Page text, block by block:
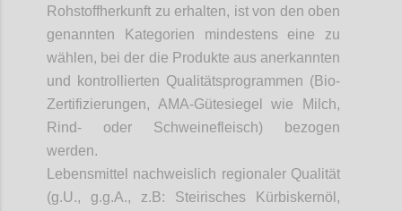
Rohstoffherkunft zu erhalten, ist von den oben
genannten Kategorien mindestens eine zu
wählen, bei der die Produkte aus anerkannten
und kontrollierten Qualitätsprogrammen (Bio-
Zertifizierungen, AMA-Gütesiegel wie Milch,
Rind- oder Schweinefleisch) bezogen
werden.
Lebensmittel nachweislich regionaler Qualität
(g.U., g.g.A., z.B: Steirisches Kürbiskernöl,